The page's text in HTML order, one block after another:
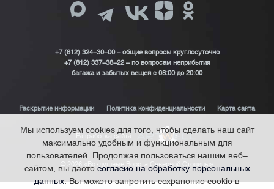
+7 (812) 324-30-00 - общие вопросы круглосуточно
+7 (812) 337-38-22 – по вопросам неприбытия
багажа и забытых вещей с 08:00 до 20:00
Раскрытие информации Политика конфиденциальности Карта сайта
Разработка сайта
© 2026 «Воздушные Ворота Северной Столицы»
Мы используем cookies для того, чтобы сделать наш сайт
максимально удобным и функциональным для
пользователей. Продолжая пользоваться нашим веб-
сайтом, вы даетесогласие на обработку персональных
данных. Вы можете запретить сохранение cookie в